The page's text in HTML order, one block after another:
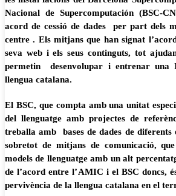
Nacional de Supercomputación (BSC-
acord de cessió de dades per part dels
centre . Els mitjans que han signat
seva web i els seus continguts, tot
permetin desenvolupar i entrenar
llengua catalana.
El BSC, que compta amb una unitat
del llenguatge amb projectes de
treballa amb bases de dades de diferents
sobretot de mitjans de comunicació,
models de llenguatge amb un alt
de l’acord entre l’AMIC i el BSC doncs,
pervivència de la llengua catalana en el